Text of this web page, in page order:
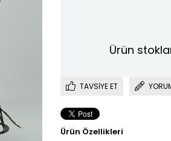
Ürün
TAVSIYE ET
Ürün Özellikleri